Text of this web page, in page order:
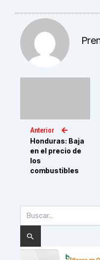
Anterior
Honduras: Baja
en el precio de
los
combustibles
por: